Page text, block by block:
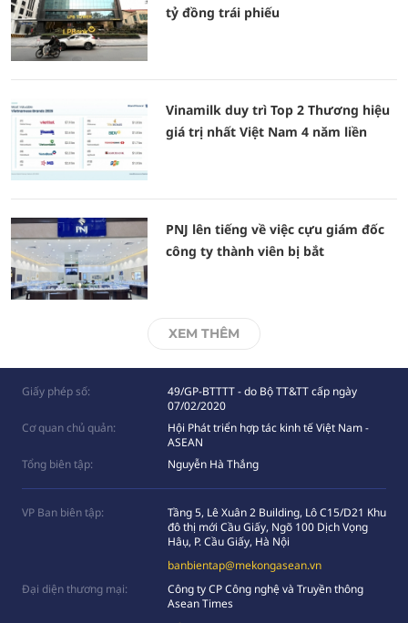
tỷ đồng trái phiếu
Vinamilk duy trì Top 2 Thương hiệu
giá trị nhất Việt Nam 4 năm liền
PNJ lên tiếng về việc cựu giám đốc
công ty thành viên bị bắt
XEM THÊM
Giấy phép số:
49/GP-BTTTT - do Bộ TT&TT cấp ngày
07/02/2020
Cơ quan chủ quản:
Hội Phát triển hợp tác kinh tế Việt Nam -
ASEAN
Tổng biên tập:
Nguyễn Hà Thắng
VP Ban biên tập:
Tầng 5, Lê Xuân 2 Building, Lô C15/D21 Khu
đô thị mới Cầu Giấy, Ngõ 100 Dịch Vọng
Hâụ, P. Cầu Giấy, Hà Nội
banbientap@mekongasean.vn
Đại diện thương mại:
Công ty CP Công nghệ và Truyền thông
Asean Times